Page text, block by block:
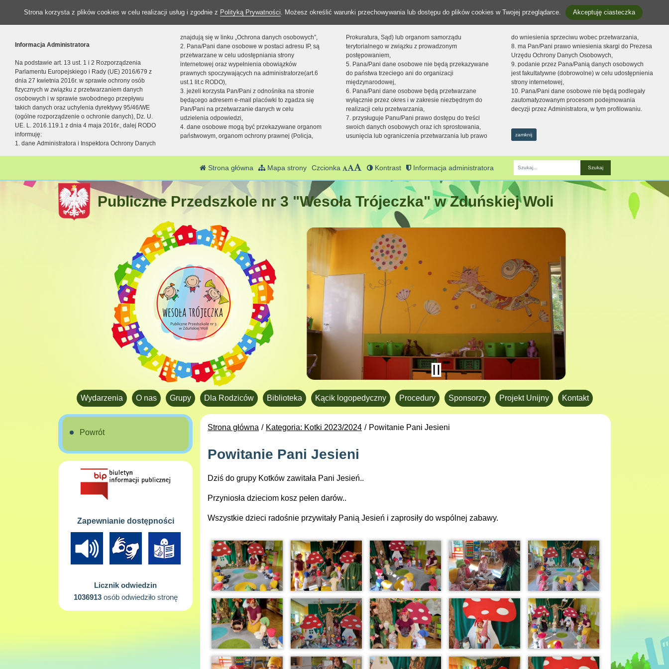
Strona korzysta z plików cookies w celu realizacji usług i zgodnie z Polityką Prywatności. Możesz określić warunki przechowywania lub dostępu do plików cookies w Twojej przeglądarce. Akceptuję ciasteczka
Informacja Administratora
Na podstawie art. 13 ust. 1 i 2 Rozporządzenia
Parlamentu Europejskiego i Rady (UE) 2016/679 z
dnia 27 kwietnia 2016r. w sprawie ochrony osób
fizycznych w związku z przetwarzaniem danych
osobowych i w sprawie swobodnego przepływu
takich danych oraz uchylenia dyrektywy 95/46/WE
(ogólne rozporządzenie o ochronie danych), Dz. U.
UE. L. 2016.119.1 z dnia 4 maja 2016r., dalej RODO
informuję:
1. dane Administratora i Inspektora Ochrony Danych
znajdują się w linku „Ochrona danych osobowych”,
2. Pana/Pani dane osobowe w postaci adresu IP, są
przetwarzane w celu udostępniania strony
internetowej oraz wypełnienia obowiązków
prawnych spoczywających na administratorze(art.6
ust.1 lit.c RODO),
3. jeżeli korzysta Pan/Pani z odnośnika na stronie
będącego adresem e-mail placówki to zgadza się
Pan/Pani na przetwarzanie danych w celu
udzielenia odpowiedzi,
4. dane osobowe mogą być przekazywane organom
państwowym, organom ochrony prawnej (Policja,
Prokuratura, Sąd) lub organom samorządu
terytorialnego w związku z prowadzonym
postępowaniem,
5. Pana/Pani dane osobowe nie będą przekazywane
do państwa trzeciego ani do organizacji
międzynarodowej,
6. Pana/Pani dane osobowe będą przetwarzane
wyłącznie przez okres i w zakresie niezbędnym do
realizacji celu przetwarzania,
7. przysługuje Panu/Pani prawo dostępu do treści
swoich danych osobowych oraz ich sprostowania,
usunięcia lub ograniczenia przetwarzania lub prawo
do wniesienia sprzeciwu wobec przetwarzania,
8. ma Pan/Pani prawo wniesienia skargi do Prezesa
Urzędu Ochrony Danych Osobowych,
9. podanie przez Pana/Panią danych osobowych
jest fakultatywne (dobrowolne) w celu udostępnienia
strony internetowej,
10. Pana/Pani dane osobowe nie będą podlegały
zautomatyzowanym procesom podejmowania
decyzji przez Administratora, w tym profilowaniu.
zamknij
Strona główna Mapa strony Czcionka Kontrast Informacja administratora
Fraza
Publiczne Przedszkole nr 3 "Wesoła Trójeczka" w Zduńskiej Woli
Wydarzenia O nas Grupy Dla Rodziców Biblioteka Kącik logopedyczny Procedury Sponsorzy Projekt Unijny Kontakt
Strona główna Kategoria: Kotki 2023/2024 Powitanie Pani Jesieni
Powitanie Pani Jesieni
Dziś do grupy Kotków zawitała Pani Jesień..
Przyniosła dzieciom kosz pełen darów..
Wszystkie dzieci radośnie przywitały Panią Jesień i zaprosiły do wspólnej zabawy.
Powrót
Zapewnianie dostępności
Licznik odwiedzin
1036913osób odwiedziło stronę